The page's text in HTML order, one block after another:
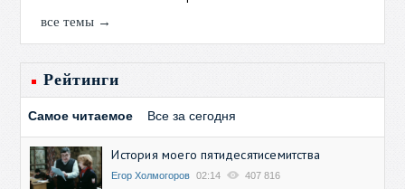
все темы →
Рейтинги
Самое читаемое Все за сегодня
История моего пятидесятисемитства
Егор Холмогоров 02:14 407 816